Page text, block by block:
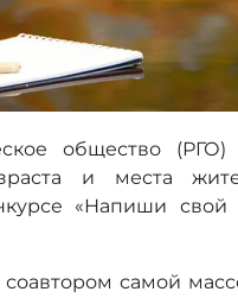
общество
и места
«Напиши свой
самой